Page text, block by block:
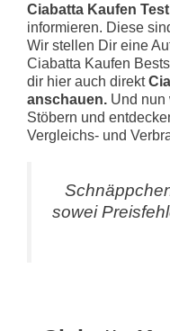
Ciabatta Kaufen Test
informieren. Diese
Wir stellen Dir eine
Ciabatta Kaufen
dir hier auch direkt
anschauen. Und nun
Stöbern und
Vergleichs- und
sowei